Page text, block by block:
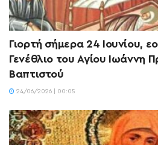
Γιορτή σήμερα 24 Ιουνίου,
Γενέθλιο του Αγίου Ιωάννη
Βαπτιστού
24/06/2026 | 00:05